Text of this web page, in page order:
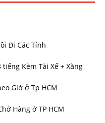
Đi Các Tỉnh
tiếng Kèm Tài Xế + Xăng
Giờ ở Tp HCM
Hàng ở TP HCM